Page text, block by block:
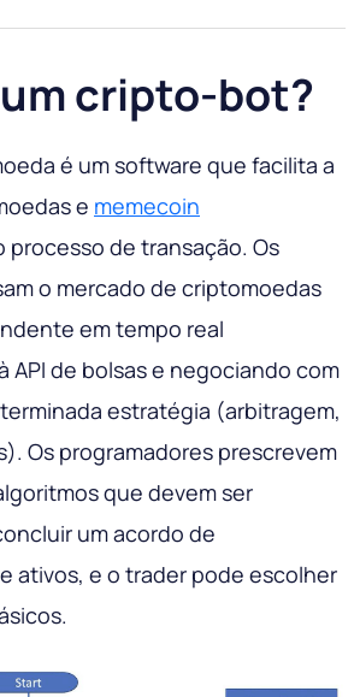
cripto-bot?
é um software que facilita a
e memecoin
de transação. Os
o mercado de criptomoedas
em tempo real
de bolsas e negociando com
estratégia (arbitragem,
Os programadores prescrevem
que devem ser
um acordo de
ativos, e o trader pode escolher